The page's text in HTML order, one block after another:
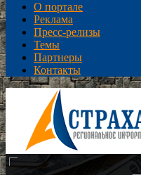
О портале
Реклама
Пресс-релизы
Темы
Партнеры
Контакты